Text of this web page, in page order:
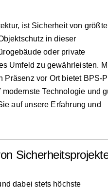
ist Sicherheit von
in dieser
oder private
Umfeld zu gewährleisten.
Präsenz vor Ort bietet BPS-
Technologie und
auf unsere Erfahrung und
dabei stets höchste